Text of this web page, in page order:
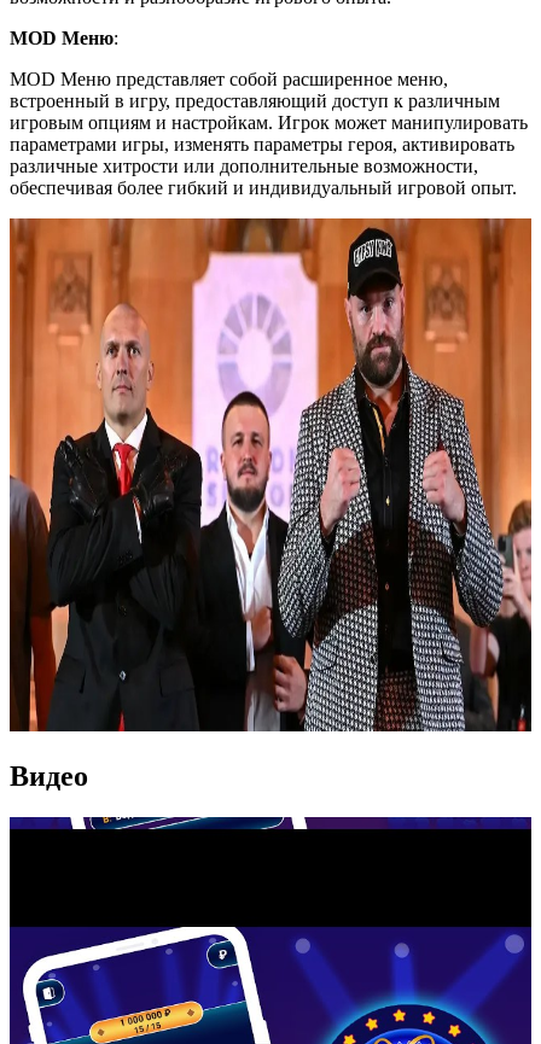
MOD Меню:
MOD Меню представляет собой расширенное меню,
встроенный в игру, предоставляющий доступ к различным
игровым опциям и настройкам. Игрок может манипулировать
параметрами игры, изменять параметры героя, активировать
различные хитрости или дополнительные возможности,
обеспечивая более гибкий и индивидуальный игровой опыт.
Видео